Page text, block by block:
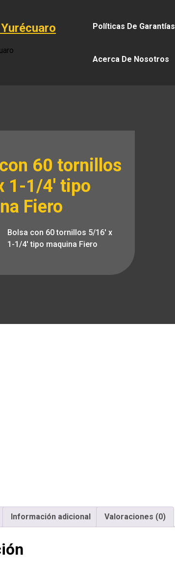
Políticas De Garantías
Acerca De Nosotros
60 tornillos
1-1/4′ tipo
Fiero
Bolsa con 60 tornillos 5/16′ x
1-1/4′ tipo maquina Fiero
Información adicional Valoraciones (0)